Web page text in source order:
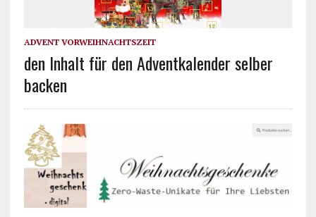
ADVENT VORWEIHNACHTSZEIT
den Inhalt für den Adventkalender selber
backen